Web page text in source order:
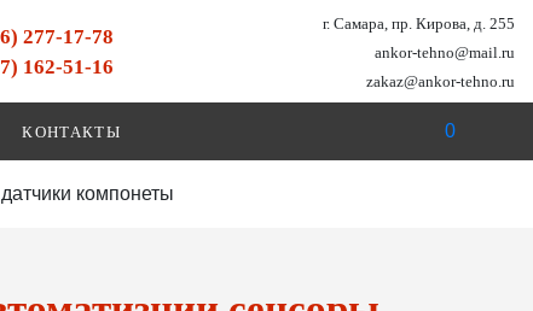
277-17-78
162-51-16
г. Самара, пр. Кирова, д. 255
ankor-tehno@mail.ru
zakaz@ankor-tehno.ru
КОНТАКТЫ 0
компонеты